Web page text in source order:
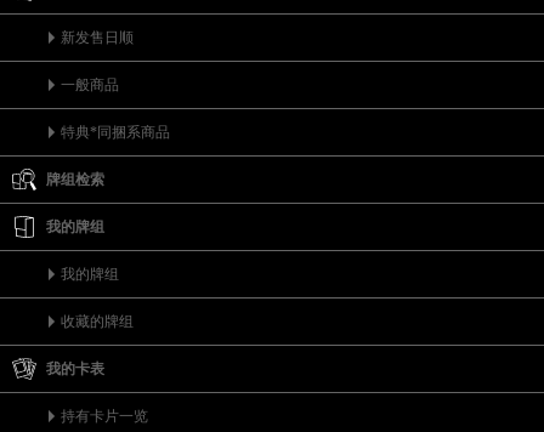
新发售日顺
一般商品
特典*同捆系商品
牌组检索
我的牌组
我的牌组
收藏的牌组
我的卡表
持有卡片一览